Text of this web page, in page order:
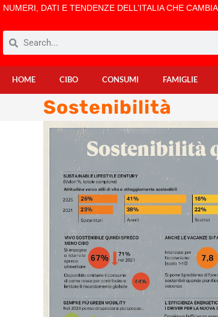
NUMERI, DATI E TENDENZE DELL’ITALIA CHE CAMBIA
HOME CIBO CONSUMI FAMIGLIE
Sostenibilità